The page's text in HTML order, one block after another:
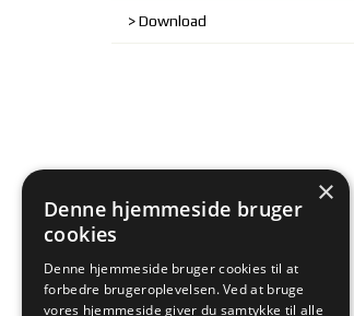
Download
×
Denne hjemmeside bruger
cookies
Denne hjemmeside bruger cookies til at
forbedre brugeroplevelsen. Ved at bruge
vores hjemmeside giver du samtykke til alle